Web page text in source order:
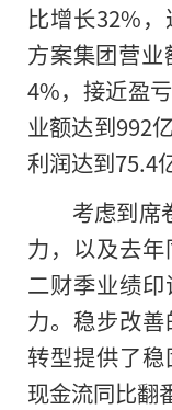
比增长32%
方案集团营
4%，接近盈
业额达到992
利润达到75.4
考虑到席
力，以及去
二财季业绩
力。稳步改善
转型提供了
现金流同比翻